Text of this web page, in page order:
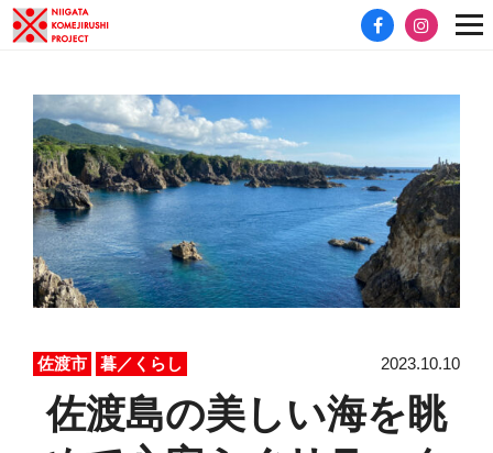
佐渡市 暮／くらし 2023.10.10
佐渡島の美しい海を眺